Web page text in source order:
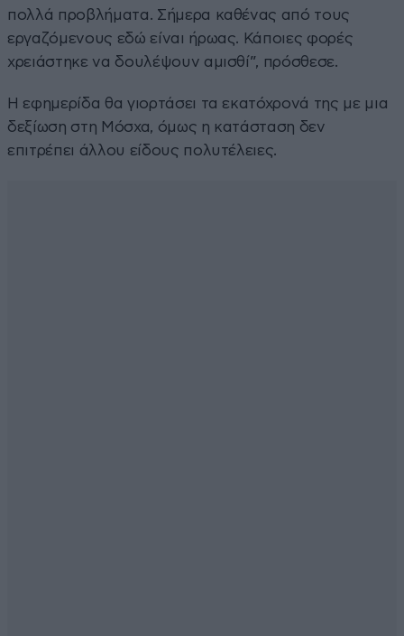
πολλά προβλήματα. Σήμερα καθένας από τους
εργαζόμενους εδώ είναι ήρωας. Κάποιες φορές
χρειάστηκε να δουλέψουν αμισθί”, πρόσθεσε.
Η εφημερίδα θα γιορτάσει τα εκατόχρονά της με μια
δεξίωση στη Μόσχα, όμως η κατάσταση δεν
επιτρέπει άλλου είδους πολυτέλειες.